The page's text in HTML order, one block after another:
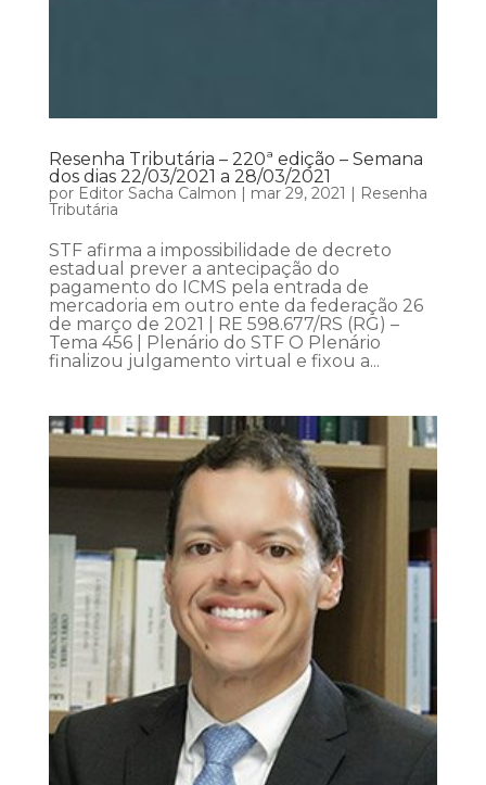
Resenha Tributária – 220ª edição – Semana
dos dias 22/03/2021 a 28/03/2021
por Editor Sacha Calmon | mar 29, 2021 | Resenha
Tributária
STF afirma a impossibilidade de decreto
estadual prever a antecipação do
pagamento do ICMS pela entrada de
mercadoria em outro ente da federação 26
de março de 2021 | RE 598.677/RS (RG) –
Tema 456 | Plenário do STF O Plenário
finalizou julgamento virtual e fixou a...